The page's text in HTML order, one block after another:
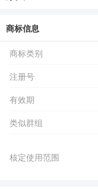
商标信息
商标类别
注册号
有效期
类似群组
核定使用范围